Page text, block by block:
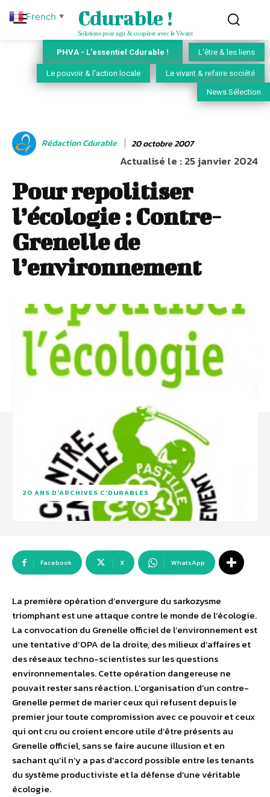
Cdurable !
Solutions pour agir & coopérer avec le Vivant
PHVA - L'essentiel Cdurable ! L'être & les liens
Le pouvoir & l'action locale Le vivant & refaire société
News Sélection
Rédaction Cdurable 20 octobre 2007
Actualisé le :25 janvier 2024
Pour repolitiser
l’écologie : Contre-
Grenelle de
l’environnement
20 ANS D'ARCHIVES C'DURABLES
Facebook X WhatsApp
La première opération d’envergure du sarkozysme
triomphant est une attaque contre le monde de l’écologie.
La convocation du Grenelle officiel de l’environnement est
une tentative d’OPA de la droite, des milieux d’affaires et
des réseaux techno-scientistes sur les questions
environnementales. Cette opération dangereuse ne
pouvait rester sans réaction. L’organisation d’un contre-
Grenelle permet de marier ceux qui refusent depuis le
premier jour toute compromission avec ce pouvoir et ceux
qui ont cru ou croient encore utile d’être présents au
Grenelle officiel, sans se faire aucune illusion et en
sachant qu’il n’y a pas d’accord possible entre les tenants
du système productiviste et la défense d’une véritable
écologie.
French ▼